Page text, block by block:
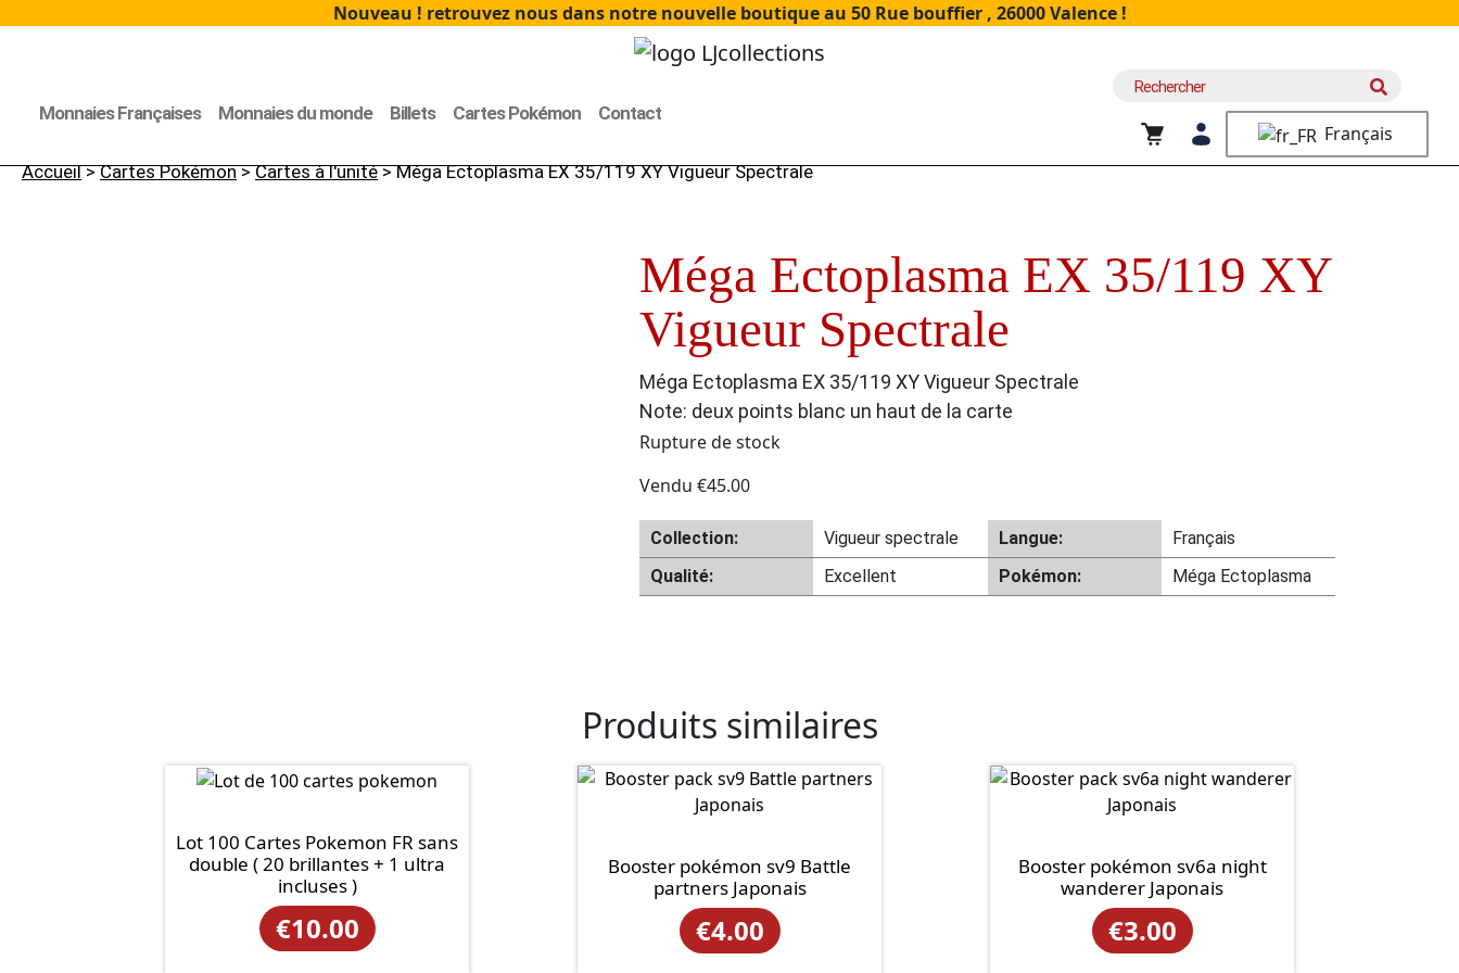
Nouveau ! retrouvez nous dans notre nouvelle boutique au 50 Rue bouffier , 26000 Valence !
Monnaies Françaises Monnaies du monde Billets Cartes Pokémon Contact
Recherche
Français
Accueil>Cartes Pokémon>Cartes à l'unité> Méga Ectoplasma EX 35/119 XY Vigueur Spectrale
Méga Ectoplasma EX 35/119 XY
Vigueur Spectrale
Méga Ectoplasma EX 35/119 XY Vigueur Spectrale
Note: deux points blanc un haut de la carte
Rupture de stock
Vendu €45.00
Collection: Vigueur spectrale Langue:
Français
Qualité:
Excellent Pokémon: Méga Ectoplasma
Produits similaires
Lot 100 Cartes Pokemon FR sans
double ( 20 brillantes + 1 ultra
incluses )
€10.00
Booster pokémon sv9 Battle
partners Japonais
€4.00
Booster pokémon sv6a night
wanderer Japonais
€3.00